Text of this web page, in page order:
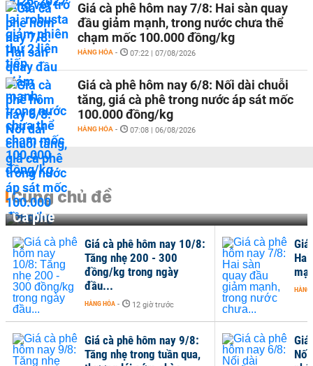
Giá cà phê hôm nay 7/8: Hai sàn quay
đầu giảm mạnh, trong nước chưa thể
chạm mốc 100.000 đồng/kg
HÀNG HÓA - 07:22 | 07/08/2026
Giá cà phê hôm nay 6/8: Nối dài chuỗi
tăng, giá cà phê trong nước áp sát mốc
100.000 đồng/kg
HÀNG HÓA - 07:08 | 06/08/2026
Cùng chủ đề
Cà phê
Giá cà phê hôm nay 10/8:
Tăng nhẹ 200 - 300
đồng/kg trong ngày
đầu...
HÀNG HÓA - 12 giờ trước
Giá cà phê hôm nay 9/8:
Tăng nhẹ trong tuần qua,
HÀNG